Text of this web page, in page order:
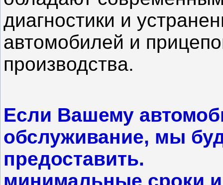
диагностики и
автомобилей и
производства.
Если Вашему
обслуживание, мы
предоставить.